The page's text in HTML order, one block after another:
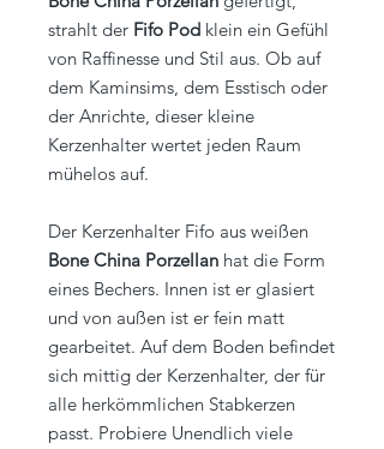
strahlt der Fifo Pod klein ein Gefühl
von Raffinesse und Stil aus. Ob auf
dem Kaminsims, dem Esstisch oder
der Anrichte, dieser kleine
Kerzenhalter wertet jeden Raum
mühelos auf.
Der Kerzenhalter Fifo aus weißen
Bone China Porzellan hat die Form
eines Bechers. Innen ist er glasiert
und von außen ist er fein matt
gearbeitet. Auf dem Boden befindet
sich mittig der Kerzenhalter, der für
alle herkömmlichen Stabkerzen
passt. Probiere Unendlich viele